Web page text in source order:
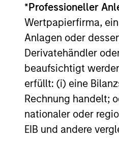
*Professioneller
Wertpapierfirma,
Anlagen oder
Derivatehändler
beaufsichtigt
erfüllt: (i) eine
Rechnung handelt;
nationaler oder
EIB und andere
May not
The
offering of
purchase or
All investing
Please refer to